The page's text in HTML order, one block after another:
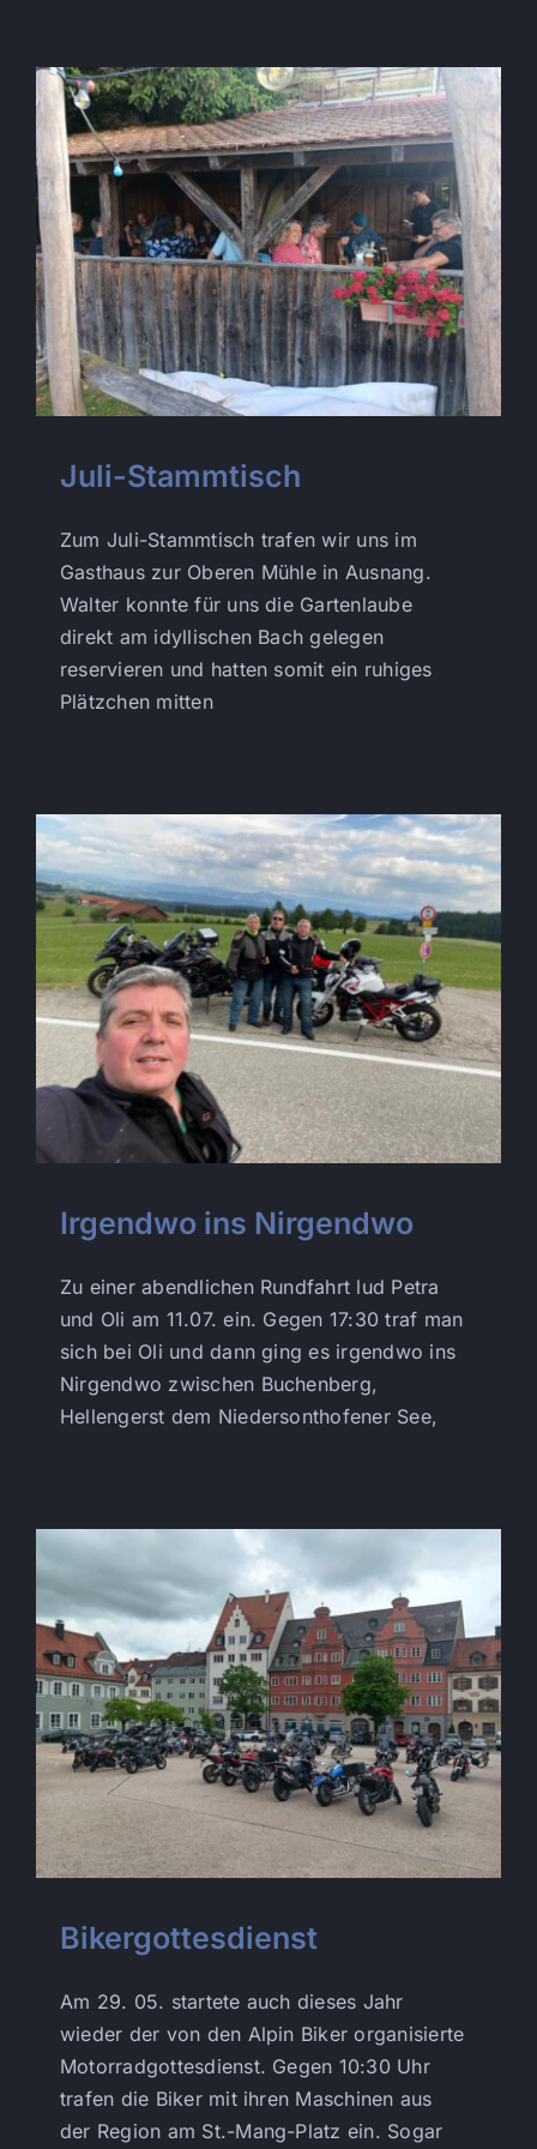
Juli-Stammtisch
Zum Juli-Stammtisch trafen wir uns im
Gasthaus zur Oberen Mühle in Ausnang.
Walter konnte für uns die Gartenlaube
direkt am idyllischen Bach gelegen
reservieren und hatten somit ein ruhiges
Plätzchen mitten
Irgendwo ins Nirgendwo
Zu einer abendlichen Rundfahrt lud Petra
und Oli am 11.07. ein. Gegen 17:30 traf man
sich bei Oli und dann ging es irgendwo ins
Nirgendwo zwischen Buchenberg,
Hellengerst dem Niedersonthofener See,
Bikergottesdienst
Am 29. 05. startete auch dieses Jahr
wieder der von den Alpin Biker organisierte
Motorradgottesdienst. Gegen 10:30 Uhr
trafen die Biker mit ihren Maschinen aus
der Region am St.-Mang-Platz ein. Sogar